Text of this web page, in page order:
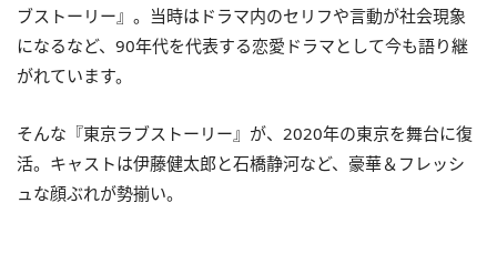
ブストーリー』。当時はドラマ内のセリフや言動が社会現象
になるなど、90年代を代表する恋愛ドラマとして今も語り継
がれています。
そんな『東京ラブストーリー』が、2020年の東京を舞台に復
活。キャストは伊藤健太郎と石橋静河など、豪華＆フレッシ
ュな顔ぶれが勢揃い。